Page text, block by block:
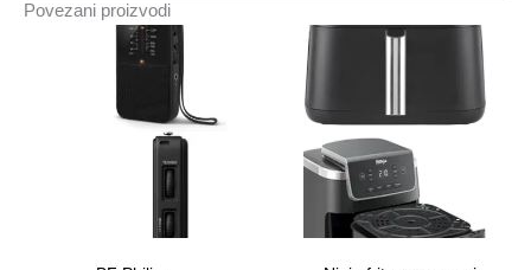
Povezani proizvodi